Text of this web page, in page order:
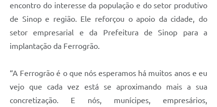
encontro do interesse da população e do setor produtivo
de Sinop e região. Ele reforçou o apoio da cidade, do
setor empresarial e da Prefeitura de Sinop para a
implantação da Ferrogrão.
“A Ferrogrão é o que nós esperamos há muitos anos e eu
vejo que cada vez está se aproximando mais a sua
concretização. E nós, munícipes, empresários,